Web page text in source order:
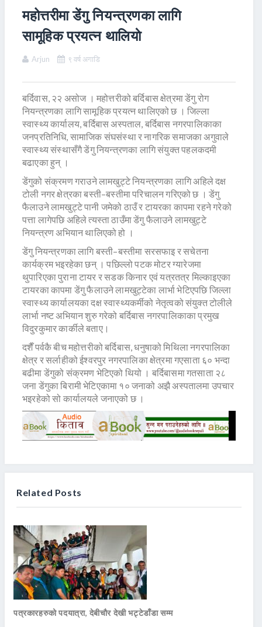
महोत्तरीमा डेंगु नियन्त्रणका लागि
सामूहिक प्रयत्न थालियाे
Arjun ९ वर्ष अगाडि
बर्दिवास, २२ असोज । महोत्तरीको बर्दिबास क्षेत्रमा डेंगु रोग
नियन्त्रणका लागि सामूहिक प्रयत्न थालिएको छ । जिल्ला
स्वास्थ्य कार्यालय, बर्दिबास अस्पताल, बर्दिबास नगरपालिकाका
जनप्रतिनिधि, सामाजिक संघसंस्था र नागरिक समाजका अगुवाले
स्वास्थ्य संस्थासँगै डेंगु नियन्त्रणका लागि संयुक्त पहलकदमी
बढाएका हुन् ।
डेंगुको संक्रमण गराउने लामखुट्टे नियन्त्रणका लागि अहिले दक्ष
टोली नगर क्षेत्रका बस्ती–बस्तीमा परिचालन गरिएको छ । डेंगु
फैलाउने लामखुट्टे पानी जमेको ठाउँ र टायरका कापमा रहने गरेको
पत्ता लागेपछि अहिले त्यस्ता ठाउँमा डेंगु फैलाउने लामखुट्टे
नियन्त्रण अभियान थालिएको हो ।
डेंगु नियन्त्रणका लागि बस्ती–बस्तीमा सरसफाइ र सचेतना
कार्यक्रम भइरहेका छन् । पछिल्लो पटक मोटर ग्यारेजमा
थुपारिएका पुराना टायर र सडक किनार एवं यत्रतत्र मिल्काइएका
टायरका कापमा डेंगु फैलाउने लामखुट्टेका लार्भा भेटिएपछि जिल्ला
स्वास्थ्य कार्यालयका दक्ष स्वास्थ्यकर्मीको नेतृत्वको संयुक्त टोलीले
लार्भा नष्ट अभियान शुरु गरेको बर्दिबास नगरपालिकाका प्रमुख
विदुरकुमार कार्कीले बताए।
दशैँ पर्वकै बीच महोत्तरीको बर्दिबास, धनुषाको मिथिला नगरपालिका
क्षेत्र र सर्लाहीको ईश्वरपुर नगरपालिका क्षेत्रमा गएसाता ६० भन्दा
बढीमा डेंगुको संक्रमण भेटिएको थियो । बर्दिबासमा गतसाता २८
जना डेंगुका बिरामी भेटिएकामा १० जनाको अझै अस्पतालमा उपचार
भइरहेको सो कार्यालयले जनाएको छ ।
Related Posts
पत्रकारहरुको पदयात्रा, देबीचौर देखी भट्टेडाँडा सम्म